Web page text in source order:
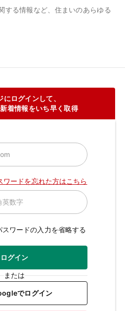
する情報など、住まいのあらゆる
にログインして、
着情報をいち早く取得
ワードを忘れた方はこちら
スワードの入力を省略する
ログイン
または
でログイン